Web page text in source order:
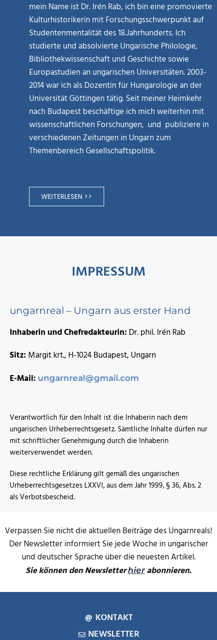
mein Name ist Dr. Irén Rab, ich bin eine promovierte
Kulturhistorikerin mit Forschungsschwerpunkt auf
Studentenmentalität des 18.Jahrhunderts. Ich
studierte und absolvierte Ungarische Philologie,
Bibliothekwissenschaft und Geschichte sowie
Europastudien an ungarischen Universitäten. 2003-
2014 war ich als Dozentin für Hungarologie an der
Universität Göttingen tätig. Seit meiner Heimkehr
nach Budapest beschäftige ich mich weiterhin mit
wissenschaftlichen Forschungen, und publiziere in
verschiedenen Zeitungen in Ungarn zum
Themenbereich Gesellschaftspolitik.
WEITERLESEN >>
IMPRESSUM
ungarnreal – Ungarn aus erster Hand
Inhaberin und Chefredakteurin: Dr. phil. Irén Rab
Sitz: Margit krt., H-1024 Budapest, Ungarn
E-Mail: ungarnreal@gmail.com
Verantwortlich für den Inhalt ist die Inhaberin nach dem
ungarischen Urheberrechtsgesetz. Sämtliche Inhalte dürfen nur
mit schriftlicher Genehmigung durch die Inhaberin
weiterverwendet werden.
Diese rechtliche Erklärung gilt gemäß des ungarischen
Urheberrechtsgesetzes LXXVI, aus dem Jahr 1999, § 36, Abs. 2
als Verbotsbescheid.
Verpassen Sie nicht die aktuellen Beiträge des Ungarnreals!
Der Newsletter informiert Sie jede Woche in ungarischer
und deutscher Sprache über die neuesten Artikel.
Sie können den Newsletterhierabonnieren.
KONTAKT
NEWSLETTER